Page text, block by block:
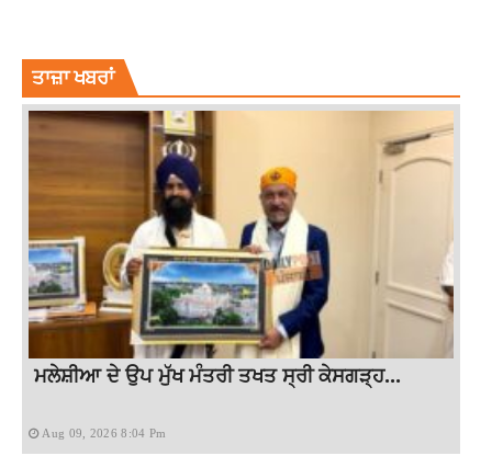
ਤਾਜ਼ਾ ਖਬਰਾਂ
ਮਲੇਸ਼ੀਆ ਦੇ ਉਪ ਮੁੱਖ ਮੰਤਰੀ ਤਖਤ ਸ੍ਰੀ ਕੇਸਗੜ੍ਹ...
Aug 09, 2026 8:04 Pm